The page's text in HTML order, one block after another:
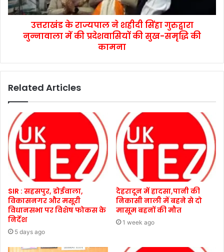
उत्तराखंड के राज्यपाल ने शहीदी सिंहा गुरुद्वारा
नुन्नावाला में की प्रदेशवासियों की सुख-समृद्धि की
कामना
Related Articles
SIR : सहसपुर, डोईवाला,
विकासनगर और मसूरी
विधानसभा पर विशेष फोकस के
निर्देश
5 days ago
देहरादून में हादसा,पानी की
निकासी नाली में बहने से दो
मासूम बहनों की मौत
1 week ago